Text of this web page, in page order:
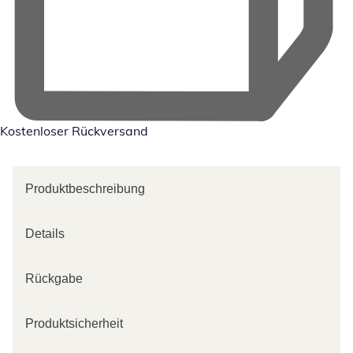
Kostenloser Rückversand
Produktbeschreibung
Details
Rückgabe
Produktsicherheit